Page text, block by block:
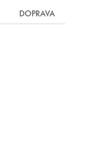
DOPRAVA